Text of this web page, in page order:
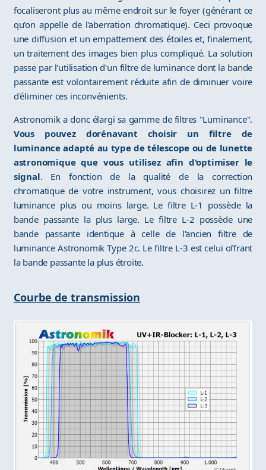
focaliseront plus au même endroit sur le foyer (générant ce
qu'on appelle de l'aberration chromatique). Ceci provoque
une diffusion et un empattement des étoiles et, finalement,
un traitement des images bien plus compliqué. La solution
passe par l'utilisation d'un filtre de luminance dont la bande
passante est volontairement réduite afin de diminuer voire
d'éliminer ces inconvénients.
Astronomik a donc élargi sa gamme de filtres "Luminance".
Vous pouvez dorénavant choisir un filtre de
luminance adapté au type de télescope ou de lunette
astronomique que vous utilisez afin d'optimiser le
signal. En fonction de la qualité de la correction
chromatique de votre instrument, vous choisirez un filtre
luminance plus ou moins large. Le filtre L-1 possède la
bande passante la plus large. Le filtre L-2 possède une
bande passante identique à celle de l'ancien filtre de
luminance Astronomik Type 2c. Le filtre L-3 est celui offrant
la bande passante la plus étroite.
Courbe de transmission